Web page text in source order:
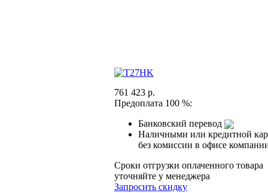
761 423 р.
Предоплата 100 %:
Банковский перевод
Наличными или кредитной
без комиссии в офисе
Сроки отгрузки оплаченного товара
уточняйте у менеджера
Запросить скидку